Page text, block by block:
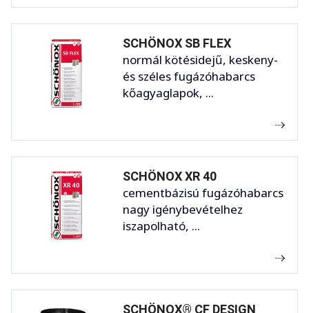
SCHÖNOX SB FLEX
normál kötésidejű, keskeny-
és széles fugázóhabarcs
kőagyaglapok, ...
SCHÖNOX XR 40
cementbázisú fugázóhabarcs
nagy igénybevételhez
iszapolható, ...
SCHÖNOX® CF DESIGN